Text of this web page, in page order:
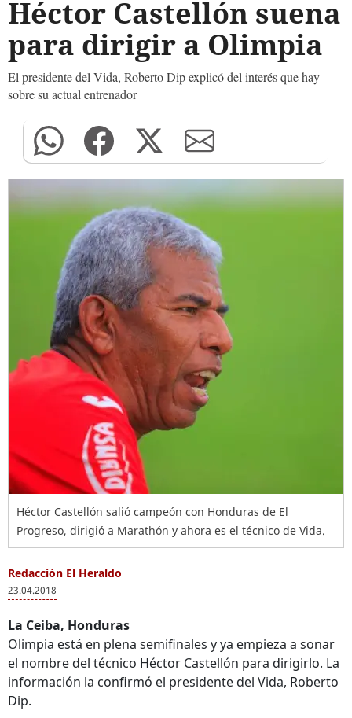
Héctor Castellón suena
para dirigir a Olimpia
El presidente del Vida, Roberto Dip explicó del interés que hay
sobre su actual entrenador
Héctor Castellón salió campeón con Honduras de El
Progreso, dirigió a Marathón y ahora es el técnico de Vida.
Redacción El Heraldo
23.04.2018
La Ceiba, Honduras
Olimpia está en plena semifinales y ya empieza a sonar
el nombre del técnico Héctor Castellón para dirigirlo. La
información la confirmó el presidente del Vida, Roberto
Dip.